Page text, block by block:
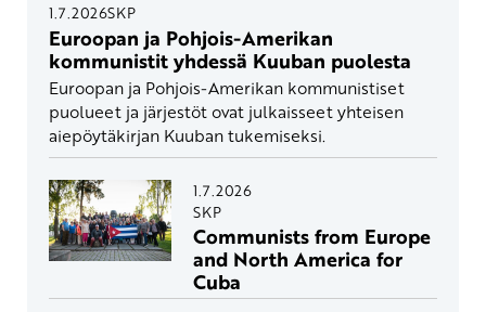
1.7.2026SKP
Euroopan ja Pohjois-Amerikan
kommunistit yhdessä Kuuban puolesta
Euroopan ja Pohjois-Amerikan kommunistiset
puolueet ja järjestöt ovat julkaisseet yhteisen
aiepöytäkirjan Kuuban tukemiseksi.
1.7.2026
SKP
Communists from Europe
and North America for
Cuba